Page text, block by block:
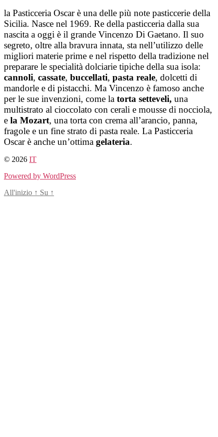
Salta
al
contenuto
la Pasticceria Oscar è una delle più note pasticcerie della
Sicilia. Nasce nel 1969. Re della pasticceria dalla sua
nascita a oggi è il grande Vincenzo Di Gaetano. Il suo
segreto, oltre alla bravura innata, sta nell’utilizzo delle
migliori materie prime e nel rispetto della tradizione nel
preparare le specialità dolciarie tipiche della sua isola:
cannoli, cassate, buccellati, pasta reale, dolcetti di
mandorle e di pistacchi. Ma Vincenzo è famoso anche
per le sue invenzioni, come la torta setteveli, una
multistrato al cioccolato con cerali e mousse di nocciola,
e la Mozart, una torta con crema all’arancio, panna,
fragole e un fine strato di pasta reale. La Pasticceria
Oscar è anche un’ottima gelateria.
© 2026 IT
Powered by WordPress
All'inizio ↑ Su ↑